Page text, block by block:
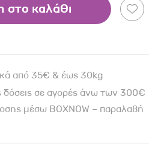
καλάθι
από 35€ & έως 30kg
δόσεις σε αγορές άνω των 300€
μέσω BOXNOW – παραλαβή